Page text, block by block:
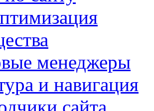
менеджеры
и навигация
сайта